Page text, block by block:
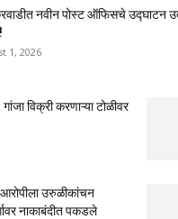
नवीन पोस्ट ऑफिसचे उद्घाटन
1, 2026
विक्री करणाऱ्या टोळीवर
उरुळीकांचन
नाकाबंदीत पकडले